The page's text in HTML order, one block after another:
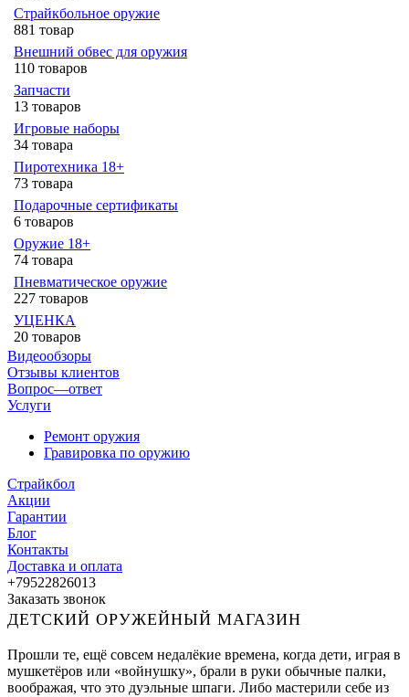
Страйкбольное оружие
881 товар
Внешний обвес для оружия
110 товаров
Запчасти
13 товаров
Игровые наборы
34 товара
Пиротехника 18+
73 товара
Подарочные сертификаты
6 товаров
Оружие 18+
74 товара
Пневматическое оружие
227 товаров
УЦЕНКА
20 товаров
Видеообзоры
Отзывы клиентов
Вопрос—ответ
Услуги
Ремонт оружия
Гравировка по оружию
Страйкбол
Акции
Гарантии
Блог
Контакты
Доставка и оплата
+79522826013
Заказать звонок
ДЕТСКИЙ ОРУЖЕЙНЫЙ МАГАЗИН
Прошли те, ещё совсем недалёкие времена, когда дети, играя в
мушкетёров или «войнушку», брали в руки обычные палки,
воображая, что это дуэльные шпаги. Либо мастерили себе из